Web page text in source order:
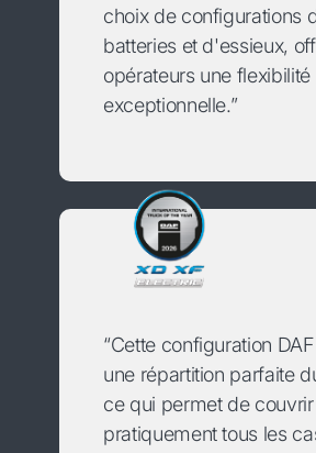
choix de configurations
batteries et d'essieux,
opérateurs une flexibilité
exceptionnelle.”
“Cette configuration
une répartition parfaite
ce qui permet de couvrir
pratiquement tous les